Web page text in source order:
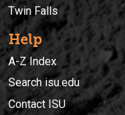
Twin Falls
Help
A-Z Index
Search isu.edu
Contact ISU